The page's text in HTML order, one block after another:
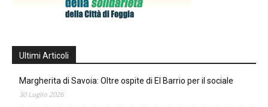
Ultimi Articoli
Margherita di Savoia: Oltre ospite di El Barrio per il sociale
30 Luglio 2026